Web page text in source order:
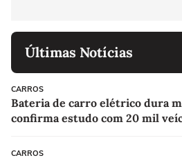
Últimas Notícias
CARROS
Bateria de carro elétrico dura
confirma estudo com 20 mil
CARROS